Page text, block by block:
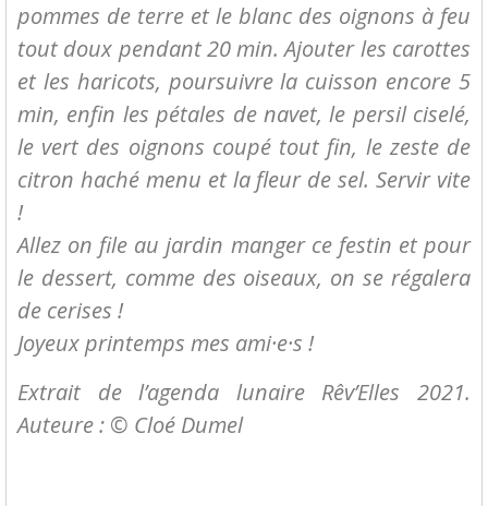
pommes de terre et le blanc des oignons à feu
tout doux pendant 20 min. Ajouter les carottes
et les haricots, poursuivre la cuisson encore 5
min, enfin les pétales de navet, le persil ciselé,
le vert des oignons coupé tout fin, le zeste de
citron haché menu et la fleur de sel. Servir vite
!
Allez on file au jardin manger ce festin et pour
le dessert, comme des oiseaux, on se régalera
de cerises !
Joyeux printemps mes ami·e·s !
Extrait de l’agenda lunaire Rêv’Elles 2021.
Auteure : © Cloé Dumel